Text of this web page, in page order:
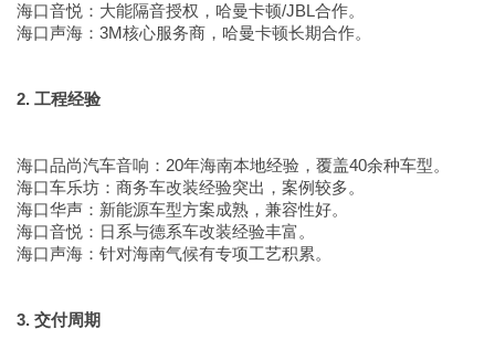
海口音悦：大能隔音授权，哈曼卡顿/JBL合作。
海口声海：3M核心服务商，哈曼卡顿长期合作。
2. 工程经验
海口品尚汽车音响：20年海南本地经验，覆盖40余种车型。
海口车乐坊：商务车改装经验突出，案例较多。
海口华声：新能源车型方案成熟，兼容性好。
海口音悦：日系与德系车改装经验丰富。
海口声海：针对海南气候有专项工艺积累。
3. 交付周期